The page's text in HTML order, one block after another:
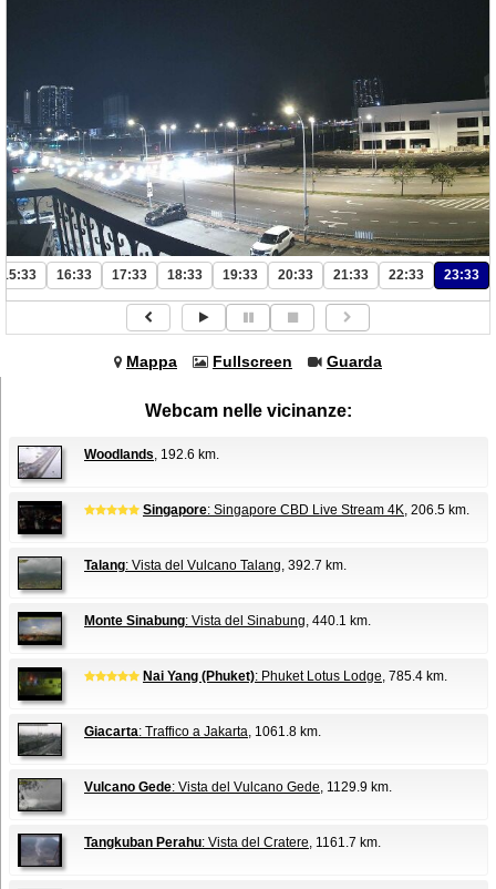
15:33 16:33 17:33 18:33 19:33 20:33 21:33 22:33 23:33
Mappa Fullscreen Guarda
Webcam nelle vicinanze:
Woodlands, 192.6 km.
Singapore: Singapore CBD Live Stream 4K, 206.5 km.
Talang: Vista del Vulcano Talang, 392.7 km.
Monte Sinabung: Vista del Sinabung, 440.1 km.
Nai Yang (Phuket): Phuket Lotus Lodge, 785.4 km.
Giacarta: Traffico a Jakarta, 1061.8 km.
Vulcano Gede: Vista del Vulcano Gede, 1129.9 km.
Tangkuban Perahu: Vista del Cratere, 1161.7 km.